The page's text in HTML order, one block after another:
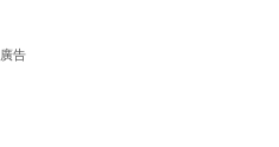
廣告